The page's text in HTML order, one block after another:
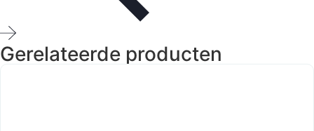
Gerelateerde producten